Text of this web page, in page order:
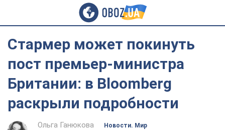
Стармер может покинуть
пост премьер-министра
Британии: в Bloomberg
раскрыли подробности
Ольга Ганюкова
Новости. Мир